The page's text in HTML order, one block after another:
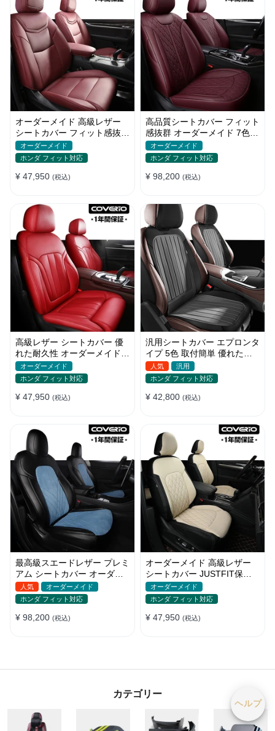
オーダーメイド 高級レザー
シートカバー フィット感抜群
防水防汚 おしゃれ 全席セッ
ト
オーダーメイド
ホンダ フィット対応
¥ 47,950 (税込)
高品質シートカバー フィット
感抜群 オーダーメイド 7色レ
ザー 防水 軽/普自動車 SUV
オーダーメイド
ホンダ フィット対応
¥ 98,200 (税込)
高級レザー シートカバー 優
れた耐久性 オーダーメイド
フィット感 防汚防水 おしゃ
れ
オーダーメイド
ホンダ フィット対応
¥ 47,950 (税込)
汎用シートカバー エプロンタ
イプ 5色 取付簡単 優れた耐
摩耗性 おしゃれ 軽/普自動車
人気
汎用
ホンダ フィット対応
¥ 42,800 (税込)
最高級スエードレザー プレミ
アム シートカバー オーダー
メイド かわいい 全車種対応
人気
オーダーメイド
ホンダ フィット対応
¥ 98,200 (税込)
オーダーメイド 高級レザー
シートカバー JUSTFIT保証
防汚・防水 おしゃれ 全席セ
ット
オーダーメイド
ホンダ フィット対応
¥ 47,950 (税込)
カテゴリー
ヘルプ